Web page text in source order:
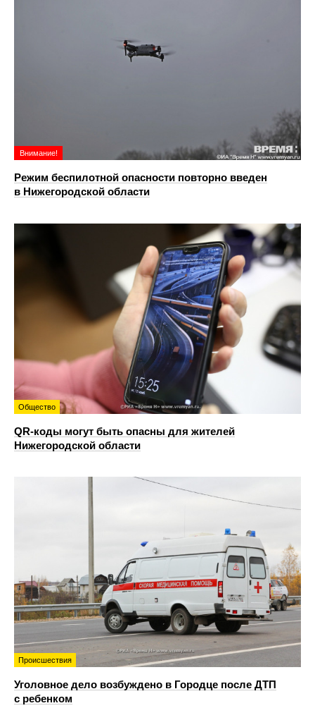
Внимание!
Режим беспилотной опасности повторно введен
в Нижегородской области
Общество
QR-коды могут быть опасны для жителей
Нижегородской области
Происшествия
Уголовное дело возбуждено в Городце после ДТП
с ребенком